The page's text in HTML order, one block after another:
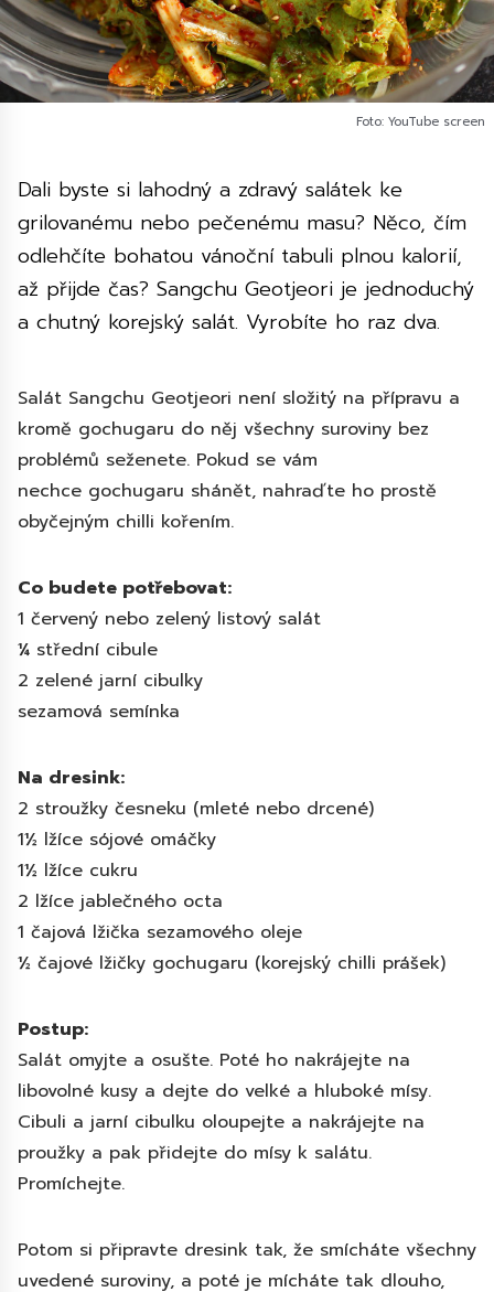
Foto: YouTube screen
Dali byste si lahodný a zdravý salátek ke
grilovanému nebo pečenému masu? Něco, čím
odlehčíte bohatou vánoční tabuli plnou kalorií,
až přijde čas? Sangchu Geotjeori je jednoduchý
a chutný korejský salát. Vyrobíte ho raz dva.
Salát Sangchu Geotjeori není složitý na přípravu a
kromě gochugaru do něj všechny suroviny bez
problémů seženete. Pokud se vám
nechce gochugaru shánět, nahraďte ho prostě
obyčejným chilli kořením.
Co budete potřebovat:
1 červený nebo zelený listový salát
¼ střední cibule
2 zelené jarní cibulky
sezamová semínka
Na dresink:
2 stroužky česneku (mleté nebo drcené)
1½ lžíce sójové omáčky
1½ lžíce cukru
2 lžíce jablečného octa
1 čajová lžička sezamového oleje
½ čajové lžičky gochugaru (korejský chilli prášek)
Postup:
Salát omyjte a osušte. Poté ho nakrájejte na
libovolné kusy a dejte do velké a hluboké mísy.
Cibuli a jarní cibulku oloupejte a nakrájejte na
proužky a pak přidejte do mísy k salátu.
Promíchejte.
Potom si připravte dresink tak, že smícháte všechny
uvedené suroviny, a poté je mícháte tak dlouho,